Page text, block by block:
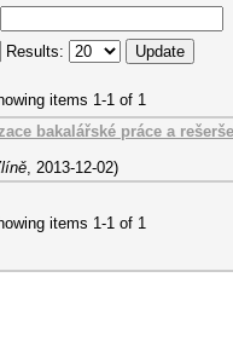
Results:
items 1-1 of 1
bakalářské práce a
, 2013-12-02)
items 1-1 of 1